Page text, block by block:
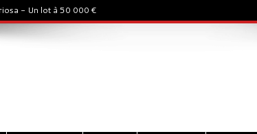
- Un lot à 50 000 €